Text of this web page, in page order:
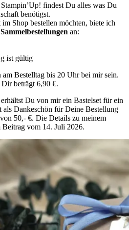
findest Du alles was Du
benötigst.
Shop bestellen möchten, biete ich
Sammelbestellungen an:
ist gültig
am Bestelltag bis 20 Uhr bei mir sein.
beträgt 6,90 €.
Du von mir ein Bastelset für ein
als Dankeschön für Deine Bestellung
50,- €. Die Details zu meinem
vom 14. Juli 2026.